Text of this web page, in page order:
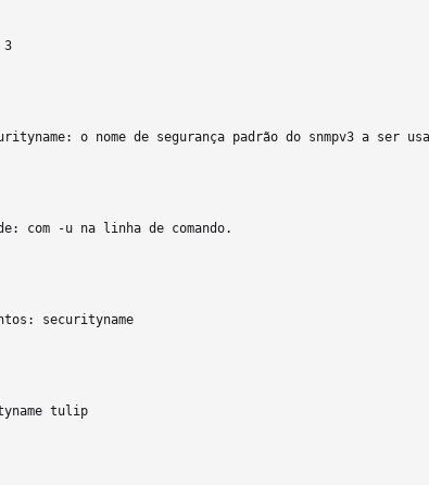
3
o nome de segurança padrão do snmpv3 a ser
com -u na linha de comando.
securityname
tulip